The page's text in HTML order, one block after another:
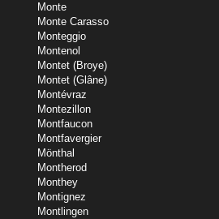
Monte
Monte Carasso
Monteggio
Montenol
Montet (Broye)
Montet (Glâne)
Montévraz
Montezillon
Montfaucon
Montfavergier
Mönthal
Montherod
Monthey
Montignez
Montlingen